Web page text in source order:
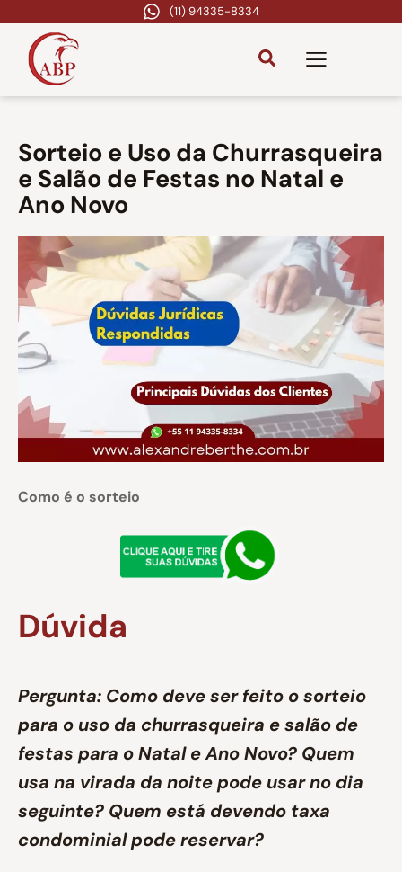
(11) 94335-8334
Sorteio e Uso da Churrasqueira
e Salão de Festas no Natal e
Ano Novo
Como é o sorteio
Dúvida
Pergunta: Como deve ser feito o sorteio
para o uso da churrasqueira e salão de
festas para o Natal e Ano Novo? Quem
usa na virada da noite pode usar no dia
seguinte? Quem está devendo taxa
condominial pode reservar?